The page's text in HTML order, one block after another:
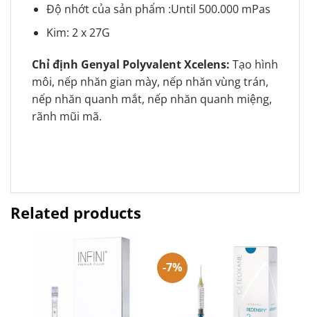
Độ nhớt của sản phẩm :Until 500.000 mPas
Kim: 2 x 27G
Chỉ định Genyal Polyvalent Xcelens: Tạo hình
môi, nếp nhăn gian mày, nếp nhăn vùng trán,
nếp nhăn quanh mắt, nếp nhăn quanh miệng,
rãnh mũi mã.
Related products
-7%